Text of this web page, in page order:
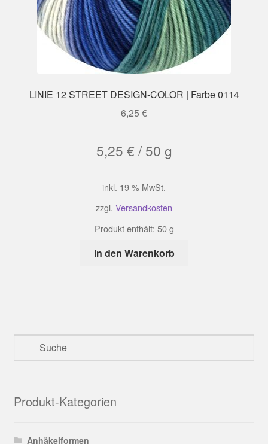
LINIE 12 STREET DESIGN-COLOR | Farbe 0114
6,25 €
5,25 € /50 g
inkl. 19 % MwSt.
zzgl. Versandkosten
Produkt enthält: 50g
In den Warenkorb
Produkt-Kategorien
Anhäkelformen